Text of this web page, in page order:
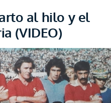
al hilo y el
(VIDEO)